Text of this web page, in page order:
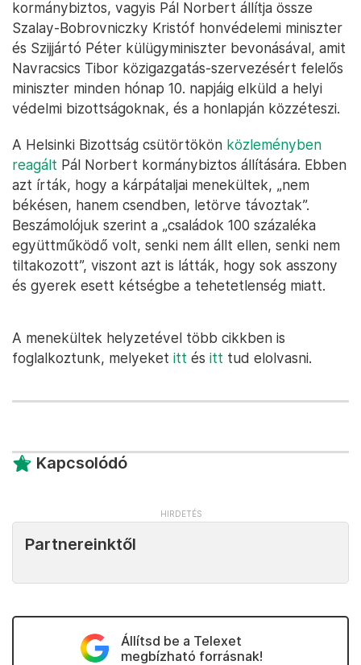
kormánybiztos, vagyis Pál Norbert állítja össze
Szalay-Bobrovniczky Kristóf honvédelemi miniszter
és Szijjártó Péter külügyminiszter bevonásával, amit
Navracsics Tibor közigazgatás-szervezésért felelős
miniszter minden hónap 10. napjáig elküld a helyi
védelmi bizottságoknak, és a honlapján közzéteszi.
A Helsinki Bizottság csütörtökön közleményben
reagált Pál Norbert kormánybiztos állítására. Ebben
azt írták, hogy a kárpátaljai menekültek, „nem
békésen, hanem csendben, letörve távoztak”.
Beszámolójuk szerint a „családok 100 százaléka
együttműködő volt, senki nem állt ellen, senki nem
tiltakozott”, viszont azt is látták, hogy sok asszony
és gyerek esett kétségbe a tehetetlenség miatt.
A menekültek helyzetével több cikkben is
foglalkoztunk, melyeket itt és itt tud elolvasni.
Kapcsolódó
Partnereinktől
Állítsd be a Telexet
megbízható forrásnak!